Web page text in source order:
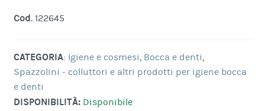
Cod.122645
CATEGORIA: Igiene e cosmesi, Bocca e denti,
Spazzolini - colluttori e altri prodotti per igiene bocca
e denti
DISPONIBILITÀ: Disponibile